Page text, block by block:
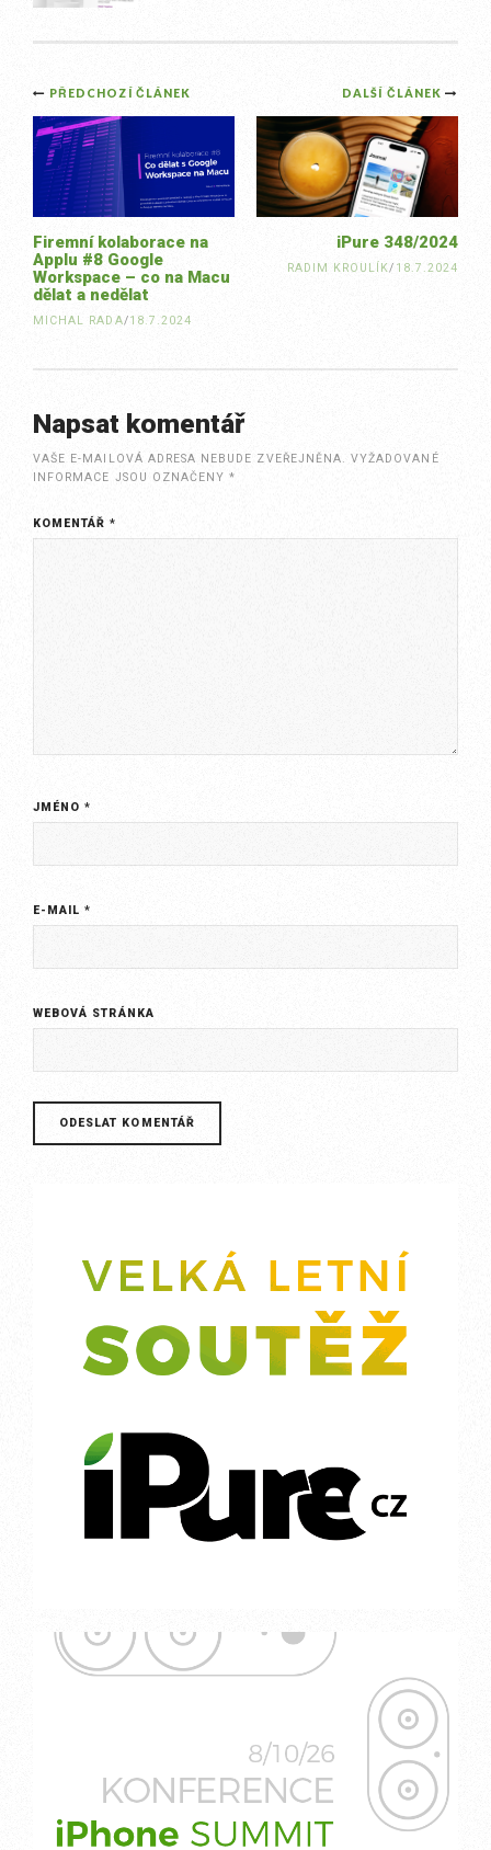
Post
navigation
DALŠÍ ČLÁNEK
iPure 348/2024
RADIM KROULÍK/ 18.7.2024
PŘEDCHOZÍ ČLÁNEK
Firemní kolaborace na
Applu #8 Google
Workspace – co na Macu
dělat a nedělat
MICHAL RADA/18.7.2024
Napsat komentář
VAŠE E-MAILOVÁ ADRESA NEBUDE ZVEŘEJNĚNA. VYŽADOVANÉ
INFORMACE JSOU OZNAČENY*
KOMENTÁŘ*
JMÉNO*
E-MAIL*
WEBOVÁ STRÁNKA